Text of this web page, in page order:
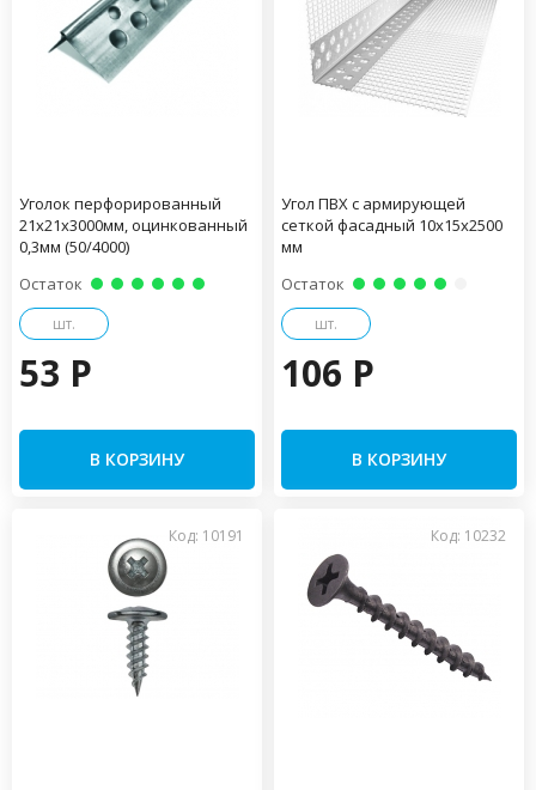
Уголок перфорированный
21х21х3000мм, оцинкованный
0,3мм (50/4000)
Остаток
шт.
53 P
В КОРЗИНУ
Угол ПВХ с армирующей
сеткой фасадный 10х15х2500
мм
Остаток
шт.
106 P
В КОРЗИНУ
Код: 10191 Код: 10232